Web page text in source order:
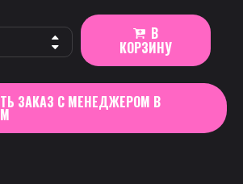
В
КОРЗИНУ
ЗАКАЗ С МЕНЕДЖЕРОМ В